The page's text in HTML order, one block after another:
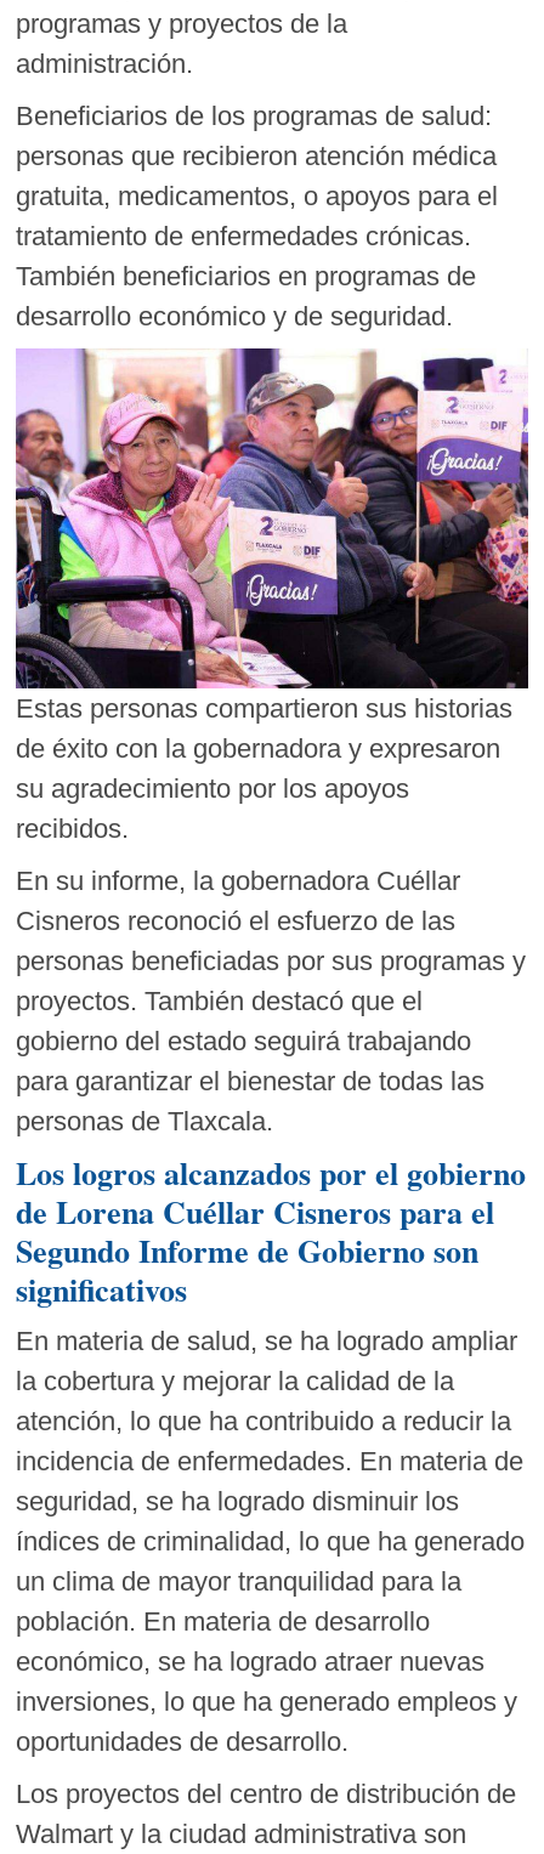
programas y proyectos de la
administración.
Beneficiarios de los programas de salud:
personas que recibieron atención médica
gratuita, medicamentos, o apoyos para el
tratamiento de enfermedades crónicas.
También beneficiarios en programas de
desarrollo económico y de seguridad.
Estas personas compartieron sus historias
de éxito con la gobernadora y expresaron
su agradecimiento por los apoyos
recibidos.
En su informe, la gobernadora Cuéllar
Cisneros reconoció el esfuerzo de las
personas beneficiadas por sus programas y
proyectos. También destacó que el
gobierno del estado seguirá trabajando
para garantizar el bienestar de todas las
personas de Tlaxcala.
Los logros alcanzados por el gobierno
de Lorena Cuéllar Cisneros para el
Segundo Informe de Gobiernoson
significativos
En materia de salud, se ha logrado ampliar
la cobertura y mejorar la calidad de la
atención, lo que ha contribuido a reducir la
incidencia de enfermedades. En materia de
seguridad, se ha logrado disminuir los
índices de criminalidad, lo que ha generado
un clima de mayor tranquilidad para la
población. En materia de desarrollo
económico, se ha logrado atraer nuevas
inversiones, lo que ha generado empleos y
oportunidades de desarrollo.
Los proyectos del centro de distribución de
Walmart y la ciudad administrativa son